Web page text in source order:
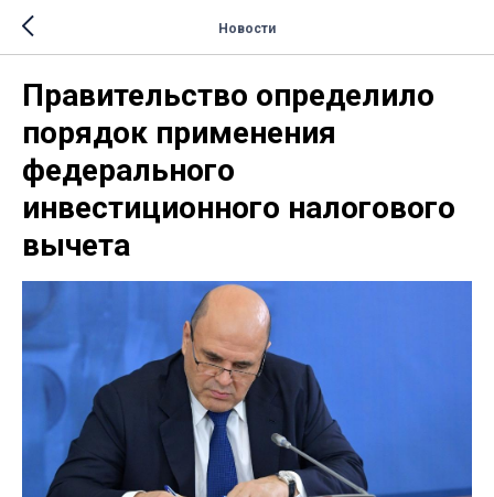
Новости
Правительство определило
порядок применения
федерального
инвестиционного налогового
вычета